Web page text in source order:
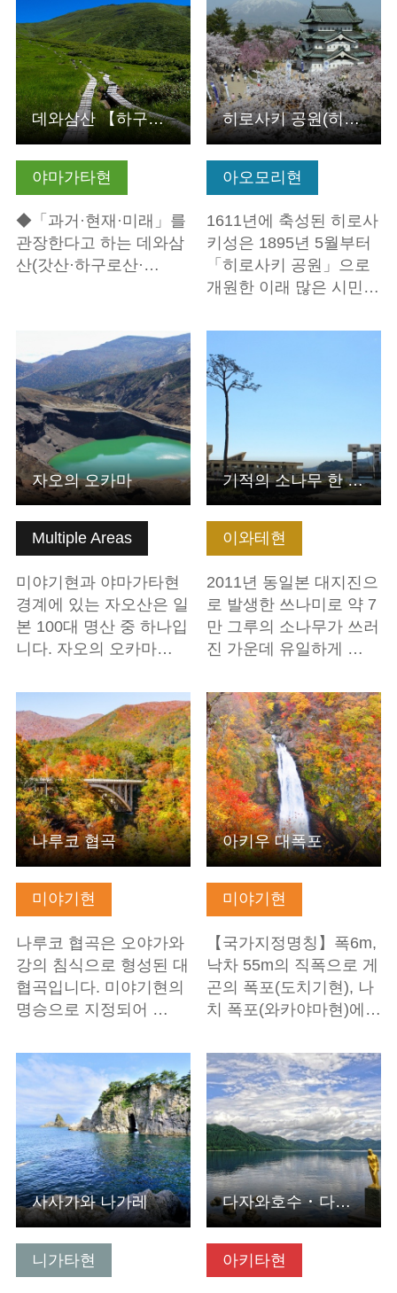
야마가타현
◆「과거·현재·미래」를
관장한다고 하는 데와삼
산(갓산·하구로산·…
데와삼산 【하구로산·갓산·유도노산】 참배
아오모리현
1611년에 축성된 히로사
키성은 1895년 5월부터
「히로사키 공원」으로
개원한 이래 많은 시민…
히로사키 공원(히로사키 성터)
Multiple Areas
미야기현과 야마가타현
경계에 있는 자오산은 일
본 100대 명산 중 하나입
니다. 자오의 오카마…
기본정보 보기
자오의 오카마
이와테현
2011년 동일본 대지진으
로 발생한 쓰나미로 약 7
만 그루의 소나무가 쓰러
진 가운데 유일하게 …
기적의 소나무 한 그루
미야기현
나루코 협곡은 오야가와
강의 침식으로 형성된 대
협곡입니다. 미야기현의
명승으로 지정되어 …
나루코 협곡
미야기현
【국가지정명칭】폭6m,
낙차 55m의 직폭으로 게
곤의 폭포(도치기현), 나
치 폭포(와카야마현)에…
기본정보 보기
아키우 대폭포
니가타현
기본정보 보기
사사가와 나가레
아키타현
기본정보 보기
다자와호수 ･ 다쓰코 상